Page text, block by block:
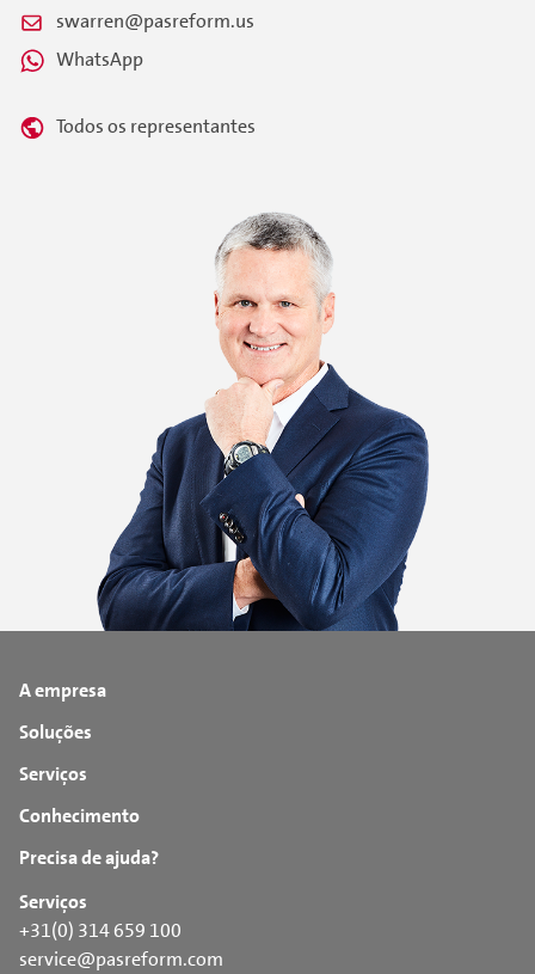
swarren@pasreform.us
WhatsApp
Todos os representantes
A empresa
Soluções
Serviços
Conhecimento
Precisa de ajuda?
Serviços
+31(0) 314 659 100
service@pasreform.com